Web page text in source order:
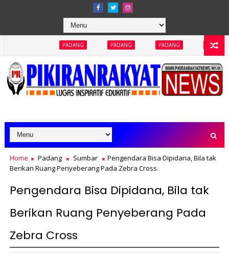
PADANG PADANG PADANG PADANG
Home Padang Sumbar
Pengendara Bisa Dipidana, Bila tak
Berikan Ruang Penyeberang Pada Zebra Cross
Pengendara Bisa Dipidana, Bila tak
Berikan Ruang Penyeberang Pada
Zebra Cross